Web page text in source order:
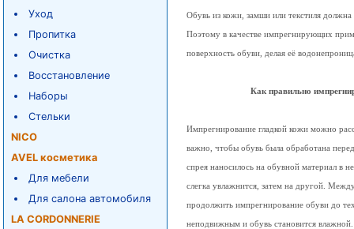
Уход
Пропитка
Очистка
Восстановление
Наборы
Стельки
NICO
AVEL косметика
Для мебели
Для салона автомобиля
LA CORDONNERIE
Обувь из кожи, замши или текстиля
Поэтому в качестве импрегнирующих
поверхность обуви, делая её
Как правильно
Импрегнирование гладкой кожи можно
важно, чтобы обувь была обработана
спрея наносилось на обувной материал в
слегка увлажнится, затем на другой.
продолжить импрегнирование обуви до
неподвижным и обувь становится